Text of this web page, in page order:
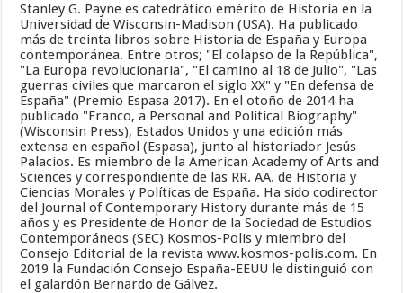
Stanley G. Payne es catedrático emérito de Historia en la
Universidad de Wisconsin-Madison (USA). Ha publicado
más de treinta libros sobre Historia de España y Europa
contemporánea. Entre otros; "El colapso de la República",
"La Europa revolucionaria", "El camino al 18 de Julio", "Las
guerras civiles que marcaron el siglo XX" y "En defensa de
España" (Premio Espasa 2017). En el otoño de 2014 ha
publicado "Franco, a Personal and Political Biography"
(Wisconsin Press), Estados Unidos y una edición más
extensa en español (Espasa), junto al historiador Jesús
Palacios. Es miembro de la American Academy of Arts and
Sciences y correspondiente de las RR. AA. de Historia y
Ciencias Morales y Políticas de España. Ha sido codirector
del Journal of Contemporary History durante más de 15
años y es Presidente de Honor de la Sociedad de Estudios
Contemporáneos (SEC) Kosmos-Polis y miembro del
Consejo Editorial de la revista www.kosmos-polis.com. En
2019 la Fundación Consejo España-EEUU le distinguió con
el galardón Bernardo de Gálvez.